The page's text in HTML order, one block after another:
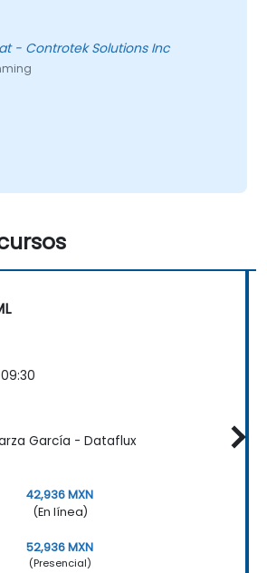
- Controtek Solutions Inc
García - Dataflux
42,936 MXN
(En línea)
52,936 MXN
(Presencial)